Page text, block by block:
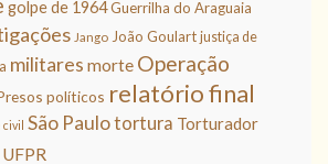
golpe de 1964Guerrilha do Araguaia
Jango João Goulart justiça de
militares morte Operação
políticos relatório final
civil São Paulotortura Torturador
UFPR